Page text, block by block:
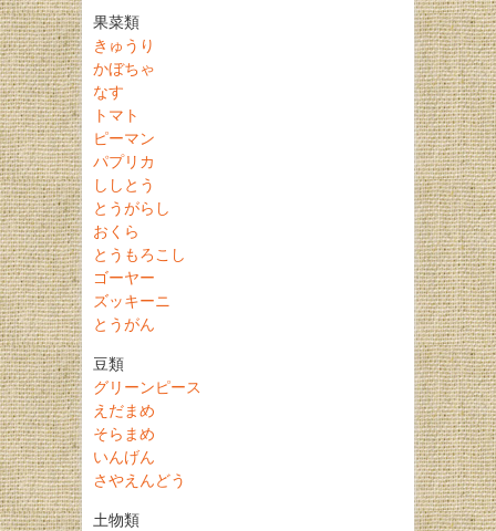
果菜類
きゅうり
かぼちゃ
なす
トマト
ピーマン
パプリカ
ししとう
とうがらし
おくら
とうもろこし
ゴーヤー
ズッキーニ
とうがん
豆類
グリーンピース
えだまめ
そらまめ
いんげん
さやえんどう
土物類